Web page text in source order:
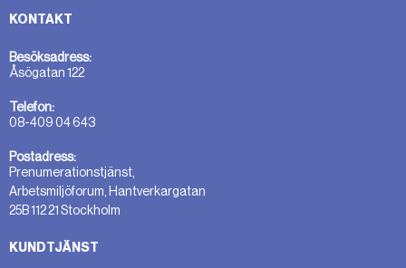
KONTAKT
Besöksadress:
Åsögatan 122
Telefon:
08-409 04 643
Postadress:
Prenumerationstjänst,
Arbetsmiljöforum, Hantverkargatan
25B 112 21 Stockholm
KUNDTJÄNST